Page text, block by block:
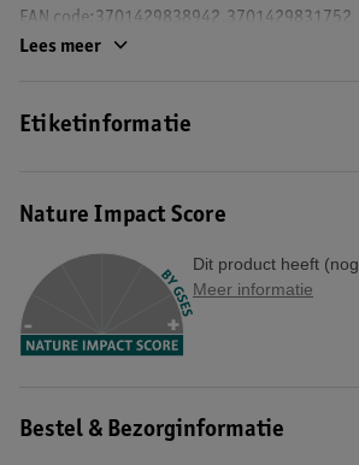
EAN code:3701429838942,3701429831752
Lees meer
Etiketinformatie
Nature Impact Score
Dit product heeft
Meer informatie
Bestel & Bezorginformatie